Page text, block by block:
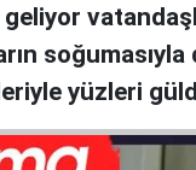
yüzleri